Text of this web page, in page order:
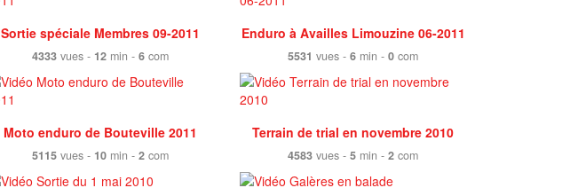
Sortie spéciale Membres 09-2011
4333vues - 12min - 6com
Enduro à Availles Limouzine 06-2011
5531 vues - 6 min - 0 com
Moto enduro de Bouteville 2011
5115vues - 10min - 2com
Terrain de trial en novembre 2010
4583 vues - 5 min - 2 com